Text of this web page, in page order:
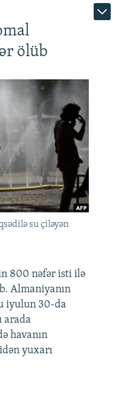
ölüb
su çiləyən
800 nəfər isti ilə
Almaniyanın
iyulun 30-da
arada
havanın
yuxarı